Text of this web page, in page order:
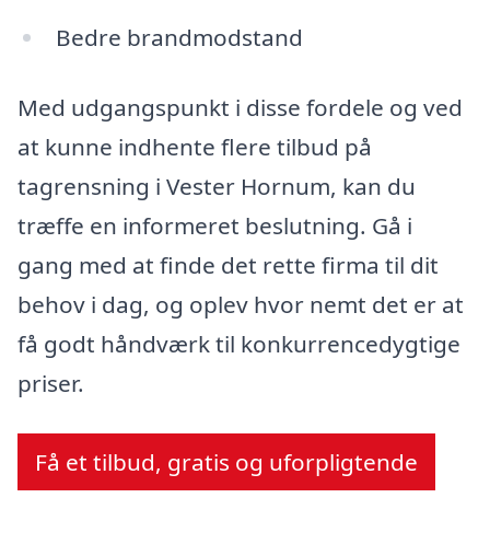
Bedre brandmodstand
Med udgangspunkt i disse fordele og ved
at kunne indhente flere tilbud på
tagrensning i Vester Hornum, kan du
træffe en informeret beslutning. Gå i
gang med at finde det rette firma til dit
behov i dag, og oplev hvor nemt det er at
få godt håndværk til konkurrencedygtige
priser.
Få et tilbud, gratis og uforpligtende